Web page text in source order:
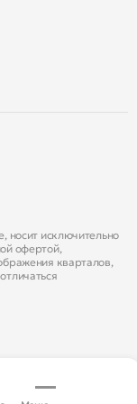
носит исключительно
офертой,
кварталов,